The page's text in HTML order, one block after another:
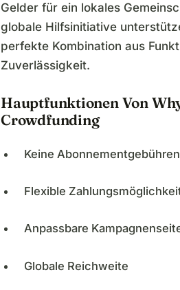
Gelder für ein lokales
globale Hilfsinitiative
perfekte Kombination aus
Zuverlässigkeit.
Hauptfunktionen Von
Crowdfunding
Keine Abonnementgebühren
Flexible
Anpassbare
Globale Reichweite